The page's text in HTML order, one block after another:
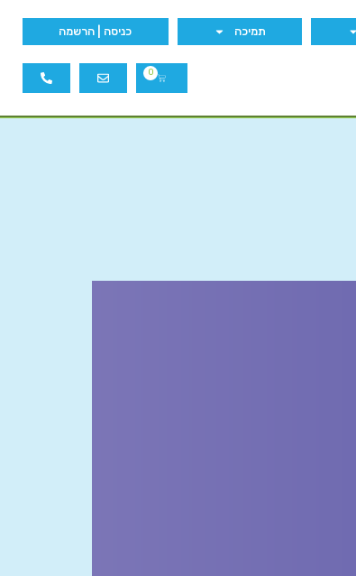
תמיכה כניסה | הרשמה
0